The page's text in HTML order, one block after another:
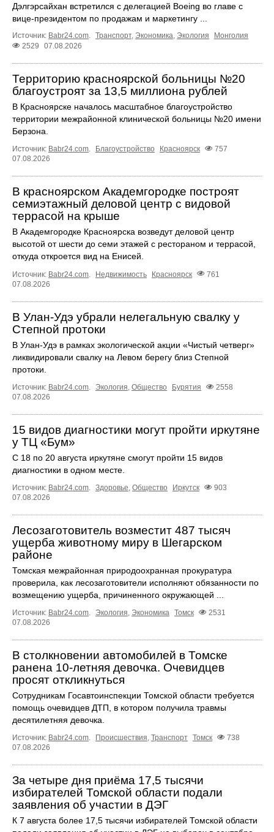
Дэлгэрсайхан встретился с делегацией Boeing во главе с
вице-президентом по продажам и маркетингу ...
Источник: Babr24.com. Транспорт, Экономика, Экология
Монголия
2529
07.08.2026
Территорию красноярской больницы №20
благоустроят за 13,5 миллиона рублей
В Красноярске началось масштабное благоустройство
территории межрайонной клинической больницы №20 имени
Берзона.
Источник: Babr24.com. Благоустройство Красноярск
757
07.08.2026
В красноярском Академгородке построят
семиэтажный деловой центр с видовой
террасой на крыше
В Академгородке Красноярска возведут деловой центр
высотой от шести до семи этажей с рестораном и террасой,
откуда откроется вид на Енисей.
Источник: Babr24.com Недвижимость Красноярск
761
07.08.2026
В Улан-Удэ убрали нелегальную свалку у
Степной протоки
В Улан-Удэ в рамках экологической акции «Чистый четверг»
ликвидировали свалку на Левом берегу близ Степной
протоки.
Источник: Babr24.com Экология Общество Бурятия
2558
07.08.2026
15 видов диагностики могут пройти иркутяне
у ТЦ «Бум»
С 18 по 20 августа иркутяне смогут пройти 15 видов
диагностики в одном месте.
Источник: Babr24.com. Здоровье, Общество Иркутск
903
07.08.2026
Лесозаготовитель возместит 487 тысяч
ущерба животному миру в Шегарском
районе
Томская межрайонная природоохранная прокуратура
проверила, как лесозаготовители исполняют обязанности по
возмещению ущерба, причиненного окружающей ...
Источник: Babr24.com. Экология, Экономика Томск
2531
07.08.2026
В столкновении автомобилей в Томске
ранена 10-летняя девочка. Очевидцев
просят откликнуться
Сотрудникам Госавтоинспекции Томской области требуется
помощь очевидцев ДТП, в котором получила травмы
десятилетняя девочка.
Источник: Babr24.com. Происшествия, Транспорт Томск
738
07.08.2026
За четыре дня приёма 17,5 тысячи
избирателей Томской области подали
заявления об участии в ДЭГ
К 7 августа более 17,5 тысячи избирателей Томской области